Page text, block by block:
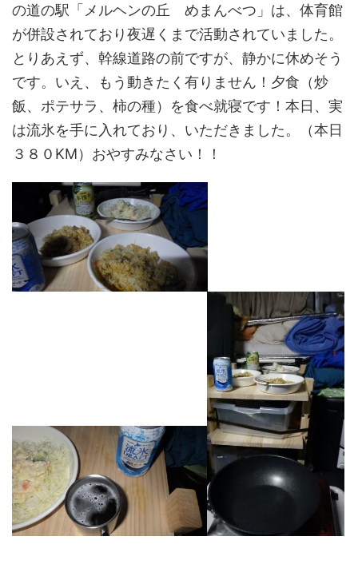
の道の駅「メルヘンの丘 めまんべつ」は、体育館
が併設されており夜遅くまで活動されていました。
とりあえず、幹線道路の前ですが、静かに休めそう
です。いえ、もう動きたく有りません！夕食（炒
飯、ポテサラ、柿の種）を食べ就寝です！本日、実
は流氷を手に入れており、いただきました。（本日
３８０KM）おやすみなさい！！